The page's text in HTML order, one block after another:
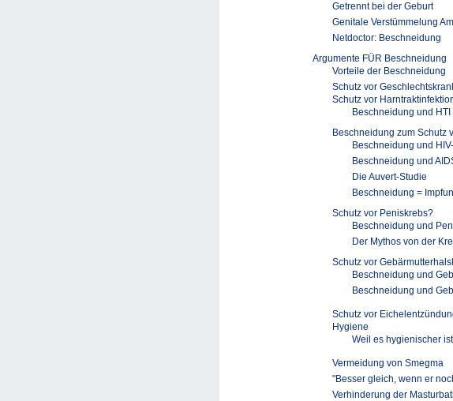
Getrennt bei der Geburt
Genitale Verstümmelung
Netdoctor: Beschneidung
Argumente FÜR Beschneidung
Vorteile der Beschneidung
Schutz vor
Schutz vor
Beschneidung und HTI
Beschneidung zum Schutz
Beschneidung und
Beschneidung und
Die Auvert-Studie
Beschneidung =
Schutz vor Peniskrebs?
Beschneidung und
Der Mythos von der
Schutz vor
Beschneidung und
Beschneidung und
Schutz vor
Hygiene
Weil es hygienischer ist
Vermeidung von Smegma
"Besser gleich, wenn er
Verhinderung der